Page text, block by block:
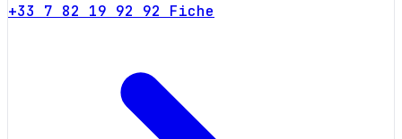
+33 7 82 19 92 92 Fiche